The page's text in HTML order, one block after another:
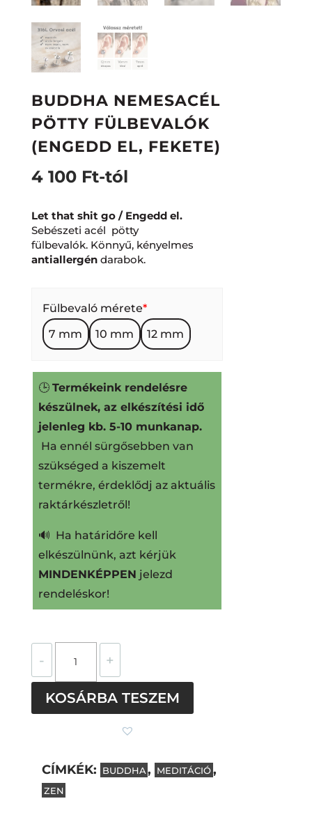
BUDDHA NEMESACÉL
PÖTTY FÜLBEVALÓK
(ENGEDD EL, FEKETE)
4 100 Ft-tól
Let that shit go / Engedd el.
Sebészeti acél pötty
fülbevalók. Könnyű, kényelmes
antiallergéndarabok.
*
Fülbevaló mérete
7 mm
10 mm 12 mm
🕒 Termékeink rendelésre
készülnek, az elkészítési idő
jelenleg kb. 5-10 munkanap.
Ha ennél sürgősebben van
szükséged a kiszemelt
termékre, érdeklődj az aktuális
raktárkészletről!
🔊 Ha határidőre kell
elkészülnünk, azt kérjük
MINDENKÉPPEN jelezd
rendeléskor!
-
pötty
fekete)
mennyiség
+
KOSÁRBA TESZEM
CÍMKÉK: BUDDHA , MEDITÁCIÓ,
ZEN